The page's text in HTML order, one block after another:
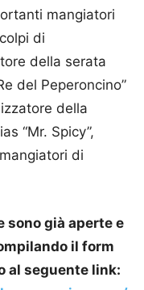
mangiatori
di
della serata
del Peperoncino”
della
“Mr. Spicy”,
di
sono già aperte e
il form
al seguente link: